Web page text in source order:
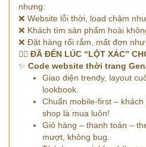
nhưng:
❌ Website lỗi thời, load chậm
❌ Khách tìm sản phẩm hoài
❌ Đặt hàng rối rắm, mất đơn như
💁‍♀️ ĐÃ ĐẾN LÚC “LỘT XÁC”
✨ Code website thời trang
Giao diện trendy, layout
lookbook.
Chuẩn mobile-first –
shop là mua luôn!
Giỏ hàng – thanh toán –
mượt, không bug.